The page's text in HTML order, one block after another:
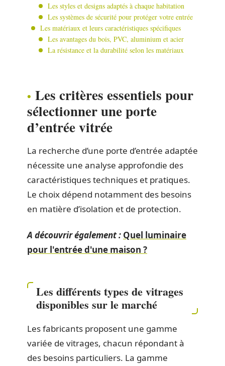
Les styles et designs adaptés à chaque habitation
Les systèmes de sécurité pour protéger votre entrée
Les matériaux et leurs caractéristiques spécifiques
Les avantages du bois, PVC, aluminium et acier
La résistance et la durabilité selon les matériaux
Les critères essentiels pour
sélectionner une porte
d’entrée vitrée
La recherche d’une porte d’entrée adaptée
nécessite une analyse approfondie des
caractéristiques techniques et pratiques.
Le choix dépend notamment des besoins
en matière d’isolation et de protection.
A découvrir également : Quel luminaire
pour l'entrée d'une maison ?
Les différents types de vitrages
disponibles sur le marché
Les fabricants proposent une gamme
variée de vitrages, chacun répondant à
des besoins particuliers. La gamme